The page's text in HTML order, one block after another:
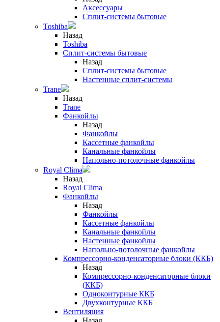
Аксессуары
Сплит-системы бытовые
Toshiba
Назад
Toshiba
Сплит-системы бытовые
Назад
Сплит-системы бытовые
Настенные сплит-системы
Trane
Назад
Trane
Фанкойлы
Назад
Фанкойлы
Кассетные фанкойлы
Канальные фанкойлы
Напольно-потолочные фанкойлы
Royal Clima
Назад
Royal Clima
Фанкойлы
Назад
Фанкойлы
Кассетные фанкойлы
Канальные фанкойлы
Настенные фанкойлы
Напольно-потолочные фанкойлы
Компрессорно-конденсаторные блоки (ККБ)
Назад
Компрессорно-конденсаторные блоки
(ККБ)
Одноконтурные ККБ
Двухконтурные ККБ
Вентиляция
Назад